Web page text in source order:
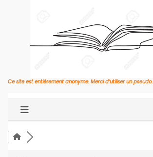
Ce site est entièrement anonyme. Merci d’utiliser un pseudo.